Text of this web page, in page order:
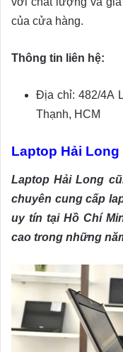
của cửa hàng.
Thông tin liên hệ:
Địa chỉ: 482/4A
Thạnh, HCM
Laptop Hải Long
Laptop Hải Long
chuyên cung cấp
uy tín tại Hồ Chí
cao trong những